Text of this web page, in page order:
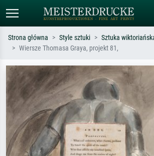
Szukaj wg artysty, tytułu lub stylu – np.
Monet, Gwiaździsta noc,
impresjonizm, fala Hokusaia, akt.
Opisz
abstrakcja z
Strona główna Style sztuki Sztuka
Wiersze Thomasa Graya, projekt 81,